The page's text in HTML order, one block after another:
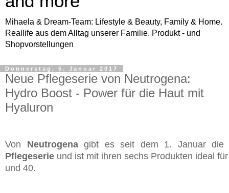
Mihaela & Dream-Team: Lifestyle & Beauty, Family & Home.
Reallife aus dem Alltag unserer Familie. Produkt - und
Shopvorstellungen
Donnerstag, 5. Januar 2017
Neue Pflegeserie von Neutrogena:
Hydro Boost - Power für die Haut mit
Hyaluron
Von Neutrogenagibt es seit dem 1. Januar
Pflegeserie und ist mit ihren sechs Produkten ideal
und 40.